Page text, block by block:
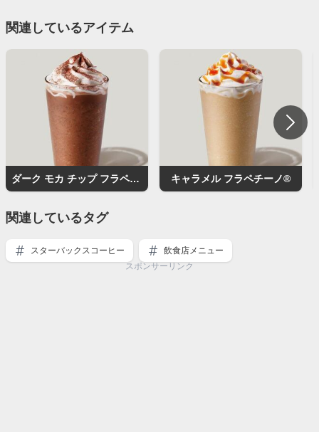
関連しているアイテム
ダーク モカ チップ フラペチーノ® キャラメル フラペチーノ®
関連しているタグ
スターバックスコーヒー
飲食店メニュー
スポンサーリンク